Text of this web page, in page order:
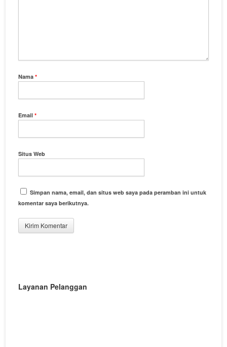
Nama*
Email*
Situs Web
Simpan nama, email, dan situs web saya pada peramban ini untuk
komentar saya berikutnya.
Layanan Pelanggan